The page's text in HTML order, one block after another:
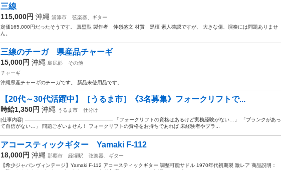
三線
115,000円 沖縄 浦添市
弦楽器、ギター
定価165,000円だったそうです。 真壁型 製作者 仲嶺盛文 材質 黒檀 素人確認ですが、 大きな傷、演奏には問題ありませ
ん。
三線のチーガ 県産品チャーギ
15,000円 沖縄 島尻郡
その他
チャーギ
沖縄県産チャーギのチーガです。 新品未使用品です。
【20代～30代活躍中】［うるま市］《3名募集》フォークリフトで...
時給1,350円 沖縄 うるま市
仕分け
[仕事内容] ───────────────────────── 「フォークリフトの資格はあるけど実務経験がない…」 「ブランクがあっ
て自信がない…」 問題ございません！ フォークリフトの資格をお持ちであれば 未経験者やブラ...
アコースティックギター Yamaki F-112
18,000円 沖縄 那覇市 経塚駅
弦楽器、ギター
【希少ジャパンヴィンテージ】Yamaki F-112 アコースティックギター 調整可能サドル 1970年代初期製 激レア 商品説明：